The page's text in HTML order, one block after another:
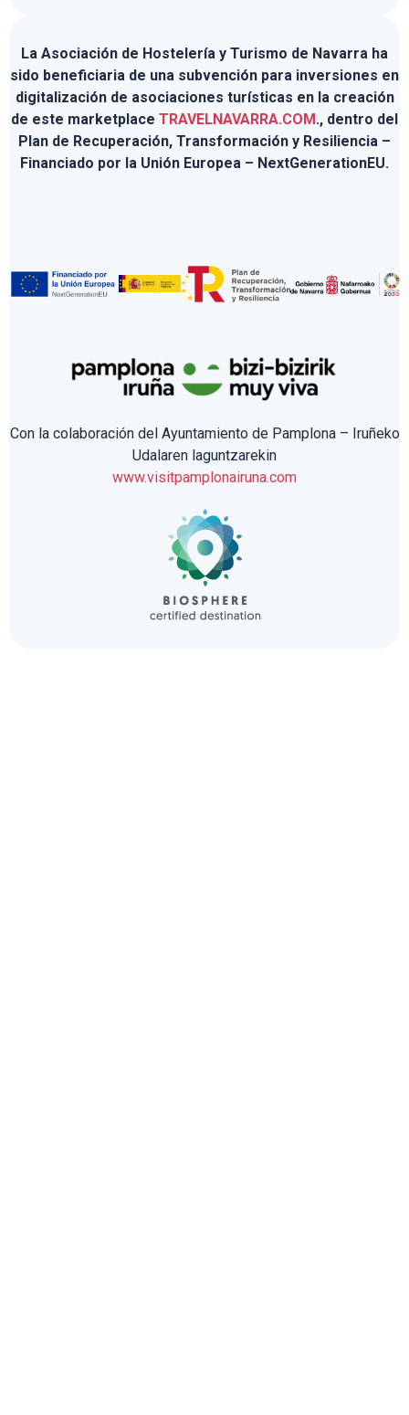
La Asociación de Hostelería y Turismo de Navarra ha
sido beneficiaria de una subvención para inversiones en
digitalización de asociaciones turísticas en la creación
de este marketplace TRAVELNAVARRA.COM ., dentro del
Plan de Recuperación, Transformación y Resiliencia –
Financiado por la Unión Europea – NextGenerationEU.
Con la colaboración del Ayuntamiento de Pamplona – Iruñeko
Udalaren laguntzarekin
www.visitpamplonairuna.com